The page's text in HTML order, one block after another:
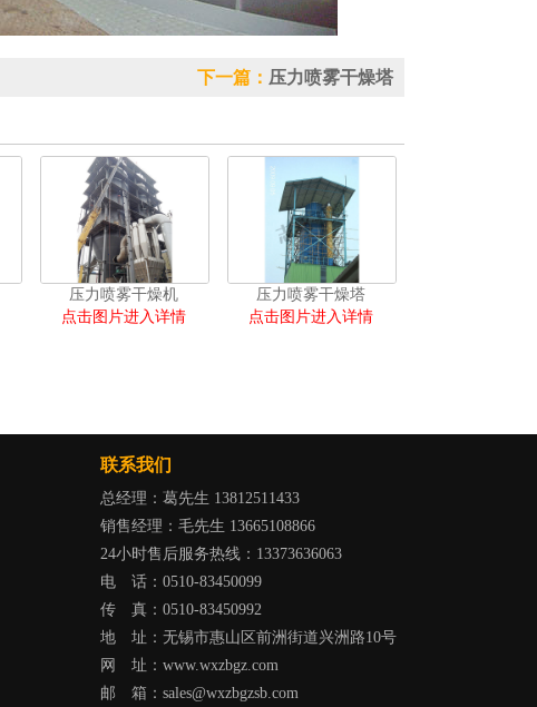
下一篇： 压力喷雾干燥塔
压力喷雾干燥机
点击图片进入详情
压力喷雾干燥塔
点击图片进入详情
联系我们
总经理：葛先生 13812511433
销售经理：毛先生 13665108866
24小时售后服务热线：13373636063
电 ​话：0510-83450099
传 ​真：0510-83450992
地 ​址：无锡市惠山区前洲街道兴洲路10号
网 ​址：www.wxzbgz.com
邮 ​箱：sales@wxzbgzsb.com